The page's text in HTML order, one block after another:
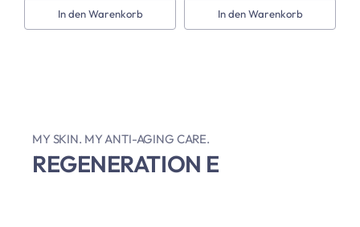
In den Warenkorb In den Warenkorb
MY SKIN. MY ANTI-AGING CARE.
REGENERATION E